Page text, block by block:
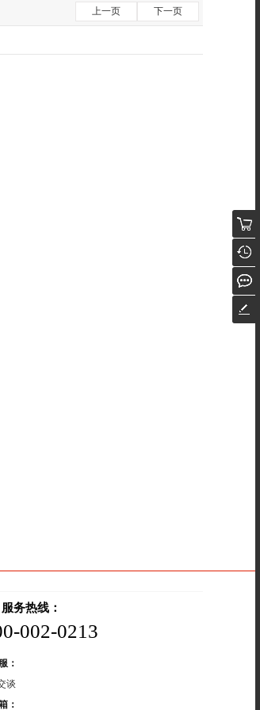
上一页 下一页
服务热线：
002-0213
：
：